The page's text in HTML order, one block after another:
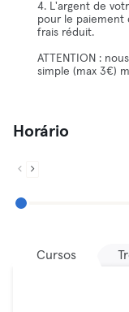
4. L'argent de
pour le paiement
frais réduit.
ATTENTION :
simple (max 3€)
Horário
Cursos